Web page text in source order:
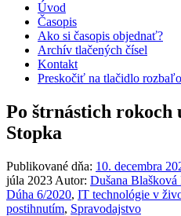
Úvod
Časopis
Ako si časopis objednať?
Archív tlačených čísel
Kontakt
Preskočiť na tlačidlo
Po štrnástich rokoch
Stopka
Publikované dňa: 10. decembra
júla 2023 Autor: Dušana Blašková
Dúha 6/2020, IT technológie v
postihnutím, Spravodajstvo